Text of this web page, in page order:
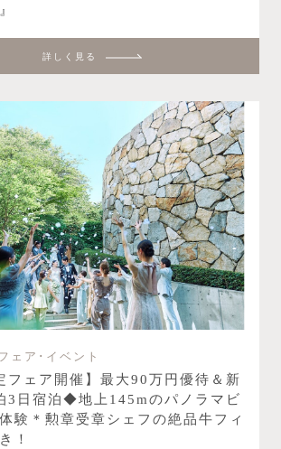
詳しく見る
ェア･イベント
フェア開催】最大90万円優待＆新
3日宿泊◆地上145mのパノラマビ
験＊勲章受章シェフの絶品牛フィ
！